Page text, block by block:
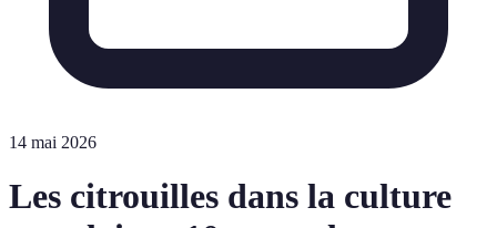
14 mai 2026
Les citrouilles dans la culture